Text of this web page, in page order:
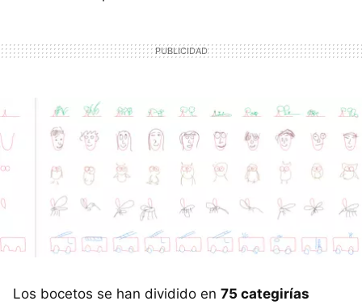
Los bocetos se han dividido en 75 categirías